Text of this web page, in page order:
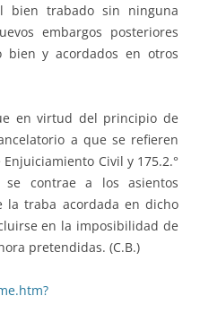
bien trabado sin ninguna
embargos posteriores
bien y acordados en otros
en virtud del principio de
a que se refieren
Civil y 175.2.°
se contrae a los asientos
la traba acordada en dicho
en la imposibilidad de
pretendidas. (C.B.)